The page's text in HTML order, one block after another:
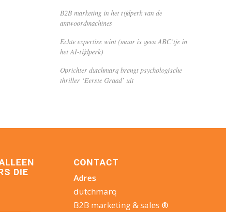
B2B marketing in het tijdperk van de
antwoordmachines
Echte expertise wint (maar is geen ABC’tje in
het AI-tijdperk)
Oprichter dutchmarq brengt psychologische
thriller ‘Eerste Graad’ uit
DIE
CONTACT
Adres
dutchmarq
B2B marketing & sales ®